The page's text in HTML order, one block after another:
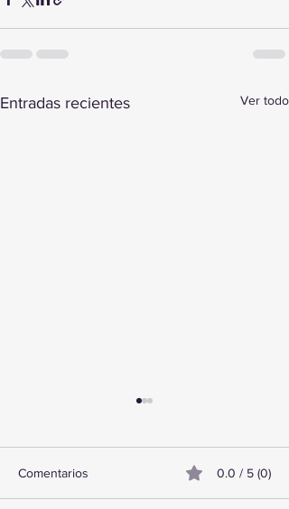
Entradas recientes Ver todo
Comentarios 0.0 / 5 (0)